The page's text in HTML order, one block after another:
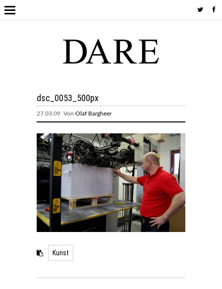
dsc_0053_500px
27.03.09 Von Olaf Bargheer
Kunst